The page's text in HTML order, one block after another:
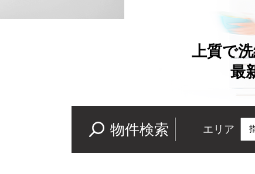
上質で
最
物件検索 エリア